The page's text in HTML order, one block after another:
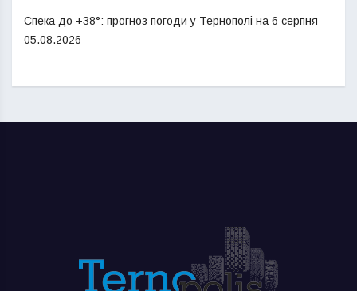
Спека до +38°: прогноз погоди у Тернополі на 6 серпня
05.08.2026